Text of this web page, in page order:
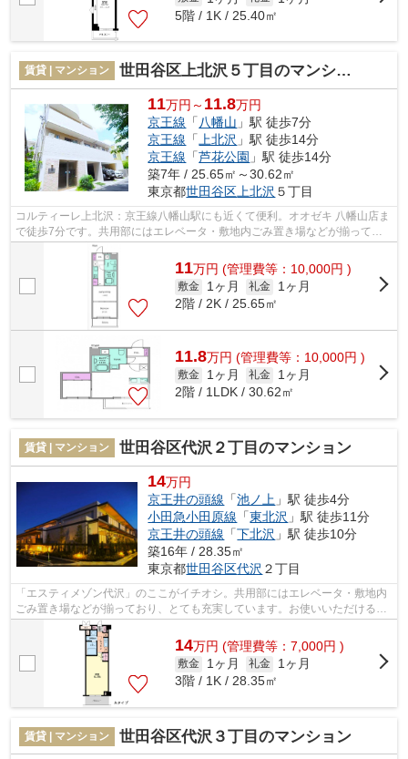
5階 / 1K / 25.40㎡
賃貸 | マンション 世田谷区上北沢５丁目のマンション
11万円～ 11.8万円
京王線 「 八幡山 」駅 徒歩7分
京王線 「 上北沢 」駅 徒歩14分
京王線 「芦花公園 」駅 徒歩14分
築7年 / 25.65㎡～30.62㎡
東京都世田谷区 上北沢 ５丁目
コルティーレ上北沢：京王線八幡山駅にも近くて便利。オオゼキ 八幡山店ま
で徒歩7分です。共用部にはエレベータ・敷地内ごみ置き場などが揃ってお
り、とても充実しています。住環境が...
11万円 (管理費等：10,000円 )
敷金 1ヶ月 礼金
1ヶ月
2階 / 2K / 25.65㎡
11.8万円 (管理費等：10,000円 )
敷金 1ヶ月 礼金
1ヶ月
2階 / 1LDK / 30.62㎡
賃貸 | マンション 世田谷区代沢２丁目のマンション
14万円
京王井の頭線 「池ノ上 」駅 徒歩4分
小田急小田原線 「東北沢 」駅 徒歩11分
京王井の頭線 「下北沢 」駅 徒歩10分
築16年 / 28.35㎡
東京都世田谷区代沢 ２丁目
「エスティメゾン代沢」のここがイチオシ。共用部にはエレベータ・敷地内
ごみ置き場などが揃っており、とても充実しています。お使いいただける駅
は2駅あり、行き先に応じて使い分けが...
14万円 (管理費等：7,000円 )
敷金 1ヶ月 礼金
1ヶ月
3階 / 1K / 28.35㎡
賃貸 | マンション 世田谷区代沢３丁目のマンション